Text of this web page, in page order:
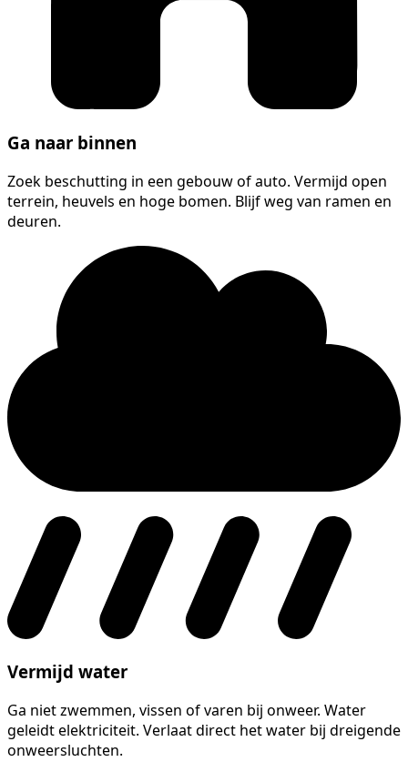
Ga naar binnen
Zoek beschutting in een gebouw of auto. Vermijd open
terrein, heuvels en hoge bomen. Blijf weg van ramen en
deuren.
Vermijd water
Ga niet zwemmen, vissen of varen bij onweer. Water
geleidt elektriciteit. Verlaat direct het water bij dreigende
onweersluchten.